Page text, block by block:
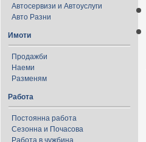
Автосервизи и Автоуслуги
Авто Разни
Имоти
Продажби
Наеми
Разменям
Работа
Постоянна работа
Сезонна и Почасова
Работа в чужбина